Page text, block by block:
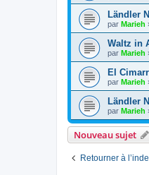
Ländler
par Marieh
Waltz in
par Marieh
El
par Marieh
Ländler
par Marieh
Nouveau sujet
Retourner à